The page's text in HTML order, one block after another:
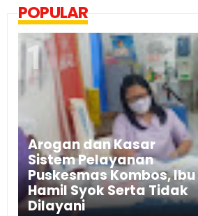
POPULAR
Arogan dan Kasar
Sistem Pelayanan
Puskesmas Kombos, Ibu
Hamil Syok Serta Tidak
Dilayani